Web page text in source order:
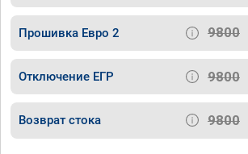
Прошивка Евро 2 9800
Отключение ЕГР 9800
Возврат стока 9800